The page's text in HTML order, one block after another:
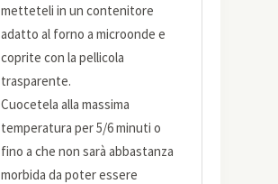
metteteli in un contenitore
adatto al forno a microonde e
coprite con la pellicola
trasparente.
Cuocetela alla massima
temperatura per 5/6 minuti o
fino a che non sarà abbastanza
morbida da poter essere